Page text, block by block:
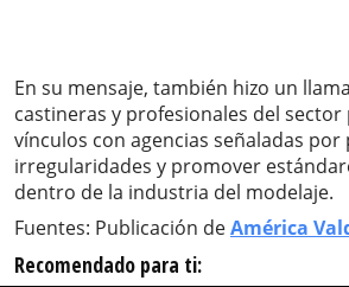
En su mensaje, también hizo un
castineras y profesionales del sector
vínculos con agencias señaladas por
irregularidades y promover
dentro de la industria del modelaje.
Fuentes: Publicación deAmérica
Recomendado para ti: